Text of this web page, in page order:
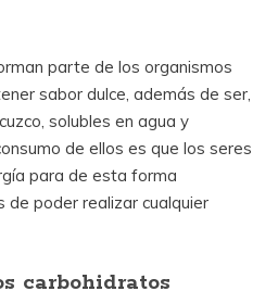
parte de los organismos
sabor dulce, además de ser,
solubles en agua y
de ellos es que los seres
para de esta forma
de poder realizar cualquier
carbohidratos